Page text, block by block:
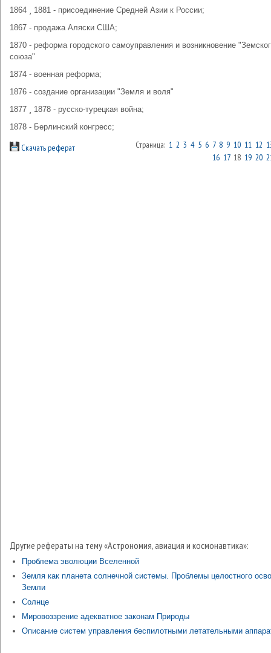
1864 ¸ 1881 - присоединение Средней Азии к России;
1867 - продажа Аляски США;
1870 - реформа городского самоуправления и возникновение
союза"
1874 - военная реформа;
1876 - создание организации "Земля и воля"
1877 ¸ 1878 - русско-турецкая война;
1878 - Берлинский конгресс;
Скачать реферат Страница: 1 2 3 4 5 6 7 8 9 10 11 12
16 1718 19 20
Другие рефераты на тему «Астрономия, авиация и космонавтика»:
Проблема эволюции Вселенной
Земля как планета солнечной системы. Проблемы целостного
Земли
Солнце
Мировоззрение адекватное законам Природы
Описание систем управления беспилотными летательными